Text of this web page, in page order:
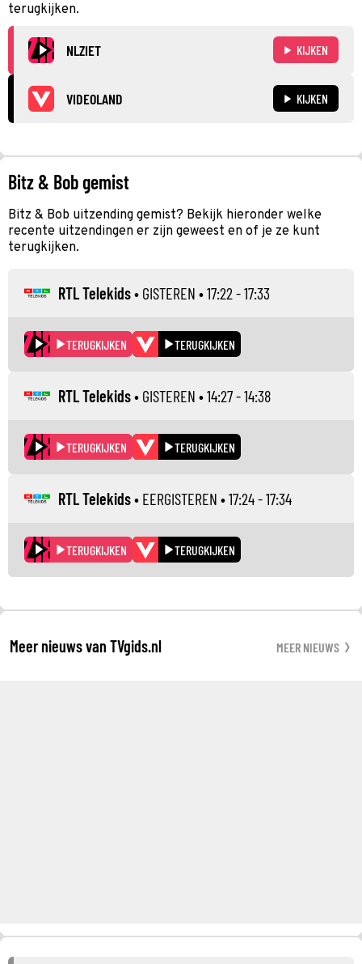
terugkijken.
NLZIET KIJKEN
VIDEOLAND KIJKEN
Bitz & Bob gemist
Bitz & Bob uitzending gemist? Bekijk hieronder welke
recente uitzendingen er zijn geweest en of je ze kunt
terugkijken.
RTL Telekids• GISTEREN • 17:22 - 17:33
TERUGKIJKEN TERUGKIJKEN
RTL Telekids• GISTEREN • 14:27 - 14:38
TERUGKIJKEN TERUGKIJKEN
RTL Telekids• EERGISTEREN • 17:24 - 17:34
TERUGKIJKEN TERUGKIJKEN
Meer nieuws van TVgids.nl MEER NIEUWS